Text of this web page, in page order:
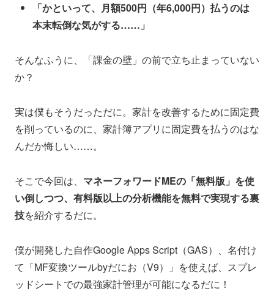
「かといって、月額500円（年6,000円）払うのは
本末転倒な気がする……」
そんなふうに、「課金の壁」の前で立ち止まっていない
か？
実は僕もそうだっただに。家計を改善するために固定費
を削っているのに、家計簿アプリに固定費を払うのはな
んだか悔しい……。
そこで今回は、 マネーフォワードMEの「無料版」を使
い倒しつつ、有料版以上の分析機能を無料で実現する裏
技を紹介するだに。
僕が開発した自作Google Apps Script（GAS）、名付け
て「MF変換ツールbyだにお（V9）」を使えば、スプレ
ッドシートでの最強家計管理が可能になるだに！